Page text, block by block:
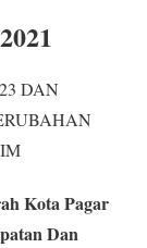
DAN
Kota Pagar
Dan